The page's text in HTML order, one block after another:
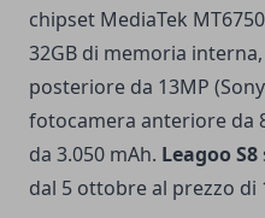
chipset MediaTek
32GB di memoria
posteriore da 13MP
fotocamera anteriore da
da 3.050 mAh. Leagoo S8
dal 5 ottobre al prezzo di